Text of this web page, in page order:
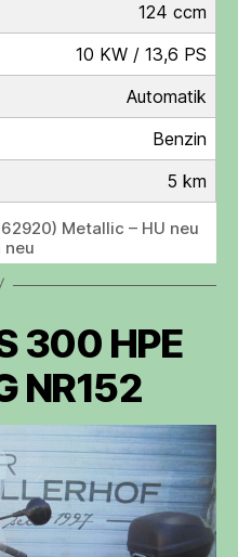
124 ccm
10 KW / 13,6 PS
Automatik
Benzin
5 km
Metallic – HU neu
neu
300 HPE
NR152